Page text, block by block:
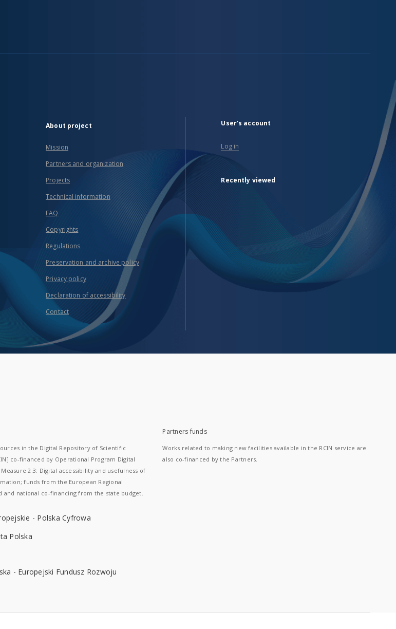
About project
Mission
Partners and organization
Projects
Technical information
FAQ
Copyrights
Regulations
Preservation and archive policy
Privacy policy
Declaration of accessibility
Contact
User's account
Log in
Recently viewed
in the Digital Repository of Scientific
co-financed by Operational Program Digital
Measure 2.3: Digital accessibility and usefulness of
funds from the European Regional
and national co-financing from the state budget.
Partners funds
Works related to making new facilities available in the RCIN service are
also co-financed by the Partners.